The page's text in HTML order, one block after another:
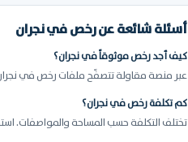
أسئلة شائعة عن رخص في نجران
كيف أجد رخص موثوقاً في نجران؟
عبر منصة مقاولة تتصفّح ملفات رخص في
كم تكلفة رخص في نجران؟
تختلف التكلفة حسب المساحة والمواصفات.